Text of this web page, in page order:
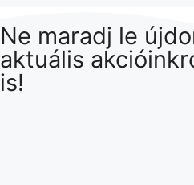
Ne maradj le
aktuális
is!